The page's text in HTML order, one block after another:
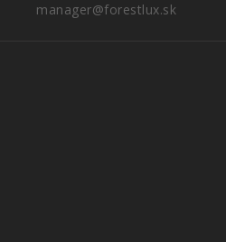
manager@forestlux.sk